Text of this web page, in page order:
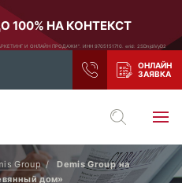
100% НА КОНТЕКСТ
И ОНЛАЙН ПРОДАЖИ". ИНН 9705151710. erid: 2SDnjdiVyD2
Санкт-Петербург
Group
Demis Group на
дом»